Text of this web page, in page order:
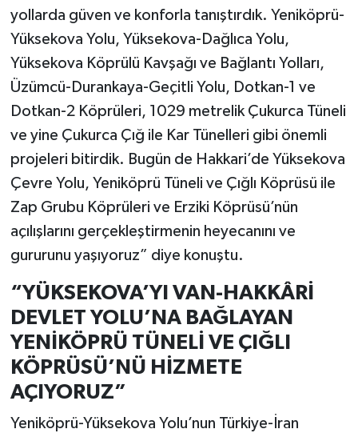
yollarda güven ve konforla tanıştırdık. Yeniköprü-
Yüksekova Yolu, Yüksekova-Dağlıca Yolu,
Yüksekova Köprülü Kavşağı ve Bağlantı Yolları,
Üzümcü-Durankaya-Geçitli Yolu, Dotkan-1 ve
Dotkan-2 Köprüleri, 1029 metrelik Çukurca Tüneli
ve yine Çukurca Çığ ile Kar Tünelleri gibi önemli
projeleri bitirdik. Bugün de Hakkari’de Yüksekova
Çevre Yolu, Yeniköprü Tüneli ve Çığlı Köprüsü ile
Zap Grubu Köprüleri ve Erziki Köprüsü’nün
açılışlarını gerçekleştirmenin heyecanını ve
gururunu yaşıyoruz” diye konuştu.
“YÜKSEKOVA’YI VAN-HAKKÂRİ
DEVLET YOLU’NA BAĞLAYAN
YENİKÖPRÜ TÜNELİ VE ÇIĞLI
KÖPRÜSÜ’NÜ HİZMETE
AÇIYORUZ”
Yeniköprü-Yüksekova Yolu’nun Türkiye-İran